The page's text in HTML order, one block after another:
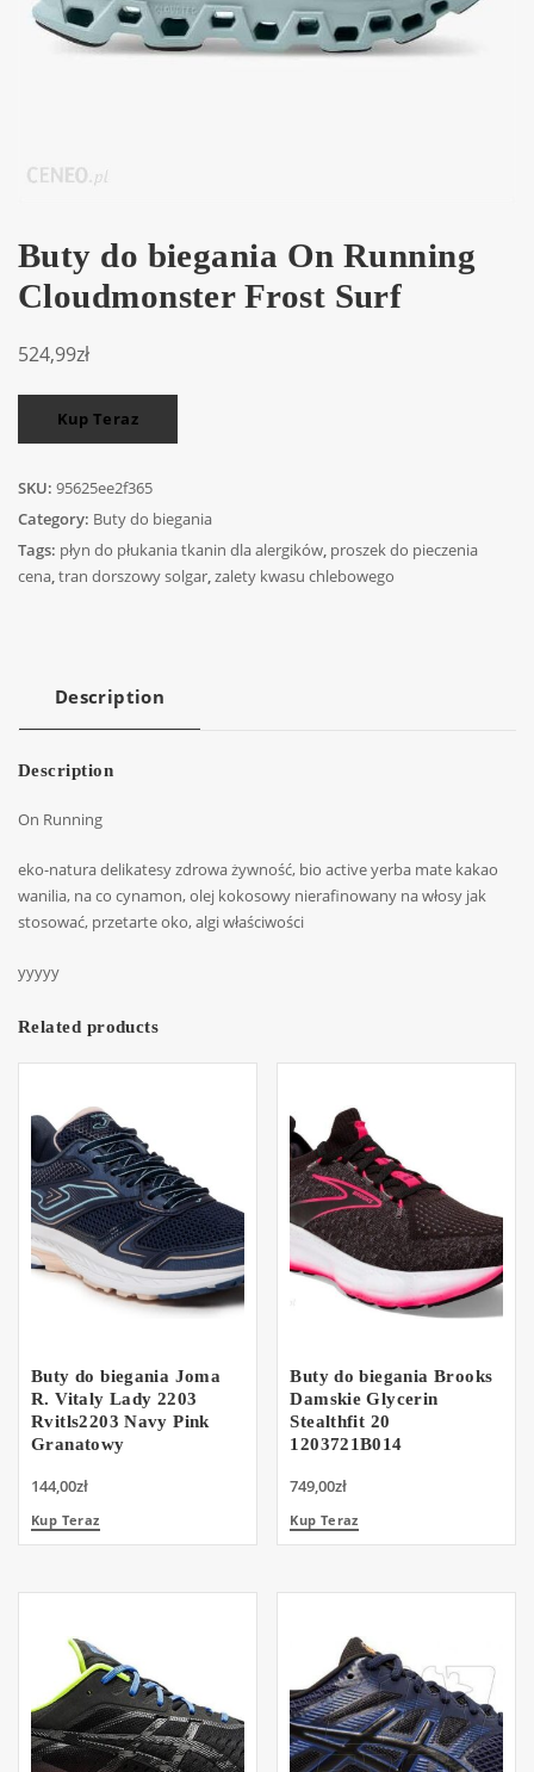
Buty do biegania On Running
Cloudmonster Frost Surf
524,99zł
Kup Teraz
SKU: 95625ee2f365
Category: Buty do biegania
Tags: płyn do płukania tkanin dla alergików, proszek do pieczenia
cena,tran dorszowy solgar,zalety kwasu chlebowego
Description
Description
On Running
eko-natura delikatesy zdrowa żywność, bio active yerba mate kakao
wanilia, na co cynamon, olej kokosowy nierafinowany na włosy jak
stosować, przetarte oko, algi właściwości
yyyyy
Related products
Buty do biegania Joma
R. Vitaly Lady 2203
Rvitls2203 Navy Pink
Granatowy
144,00zł
Kup Teraz
Buty do biegania Brooks
Damskie Glycerin
Stealthfit 20
1203721B014
749,00zł
Kup Teraz